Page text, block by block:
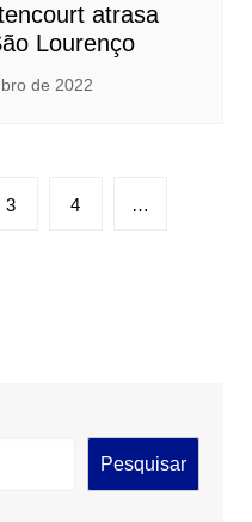
atrasa
Lourenço
de 2022
3 4 …
Pesquisar